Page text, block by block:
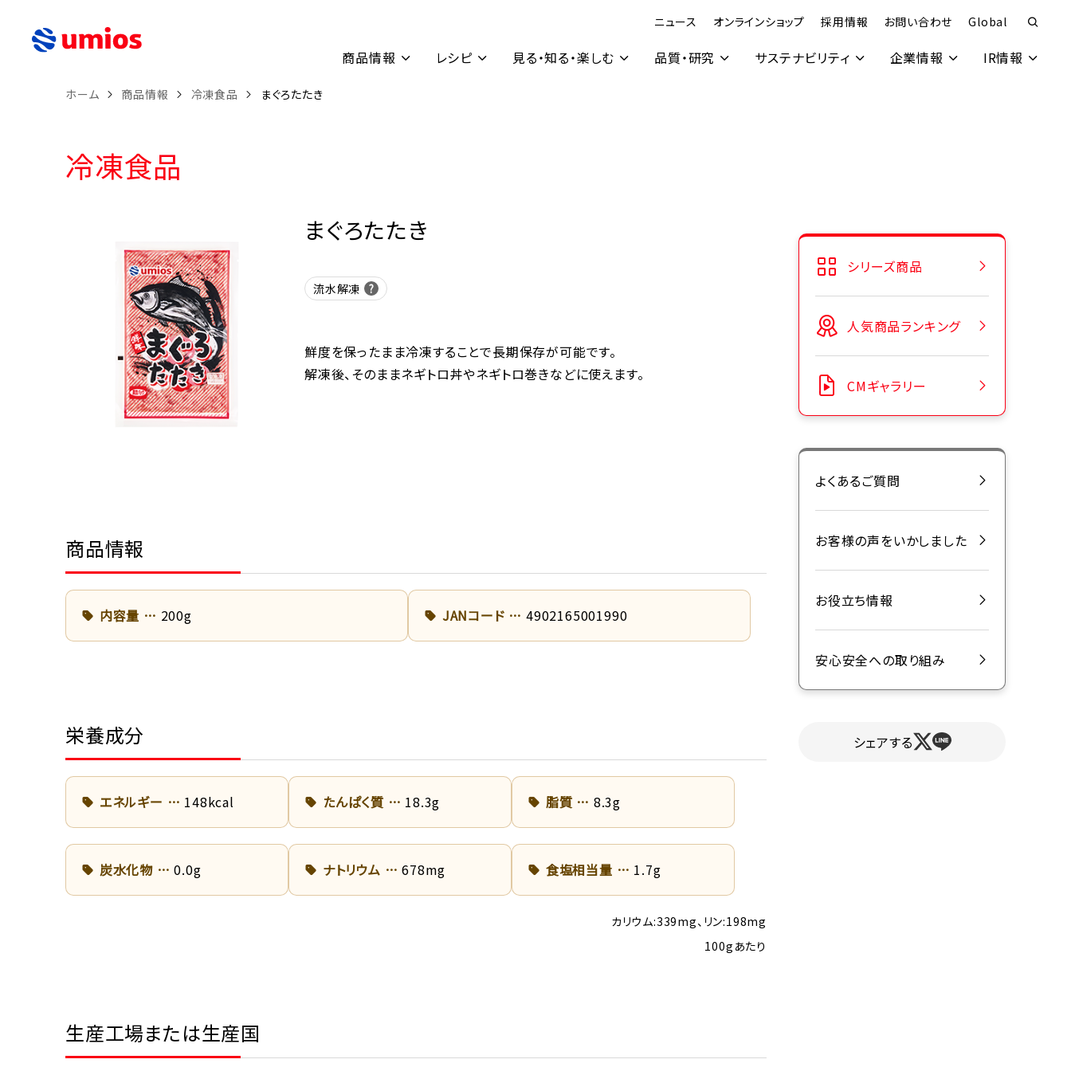
ニュース オンラインショップ 採用情報 お問い合わせ Global
商品情報 レシピ 見る・知る・楽しむ 品質・研究 サステナビリティ 企業情報 IR情報
ホーム 商品情報 冷凍食品 まぐろたたき
冷凍食品
まぐろたたき
流水解凍
鮮度を保ったまま冷凍することで長期保存が可能です。
解凍後、そのままネギトロ丼やネギトロ巻きなどに使えます。
商品情報
内容量 200g JANコード 4902165001990
栄養成分
エネルギー 148kcal たんぱく質 18.3g 脂質 8.3g
炭水化物 0.0g ナトリウム 678mg 食塩相当量 1.7g
カリウム:339mg、リン:198mg
100gあたり
生産工場または生産国
シリーズ商品
人気商品ランキング
CMギャラリー
よくあるご質問
お客様の声をいかしました
お役立ち情報
安心安全への取り組み
シェアする